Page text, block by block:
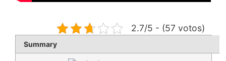
2.7/5 - (57 votos)
Summary